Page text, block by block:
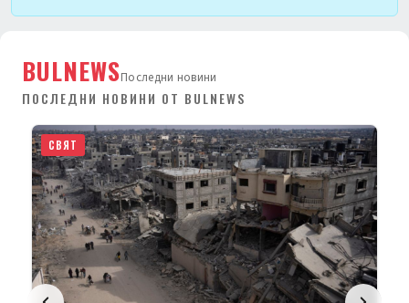
BULNEWSПоследни новини
ПОСЛЕДНИ НОВИНИ ОТ BULNEWS
СВЯТ